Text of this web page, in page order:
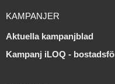
KAMPANJER
Aktuella kampanjblad
Kampanj iLOQ -